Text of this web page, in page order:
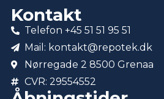
Kontakt
Telefon +45 51 51 95 51
Mail: kontakt@repotek.dk
Nørregade 2 8500 Grenaa
CVR: 29554552